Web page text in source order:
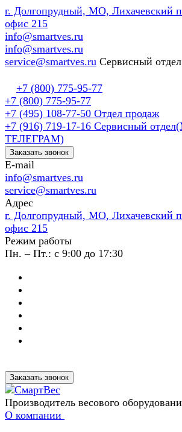
г. Долгопрудный, МО, Лихачевский
офис 215
info@smartves.ru
info@smartves.ru
service@smartves.ru Сервисный отдел
+7 (800) 775-95-77
+7 (800) 775-95-77
+7 (495) 108-77-50 Отдел продаж
+7 (916) 719-17-16 Сервисный
ТЕЛЕГРАМ)
Заказать звонок
E-mail
info@smartves.ru
service@smartves.ru
Адрес
г. Долгопрудный, МО, Лихачевский
офис 215
Режим работы
Пн. – Пт.: с 9:00 до 17:30
Заказать звонок
Производитель весового
О компании